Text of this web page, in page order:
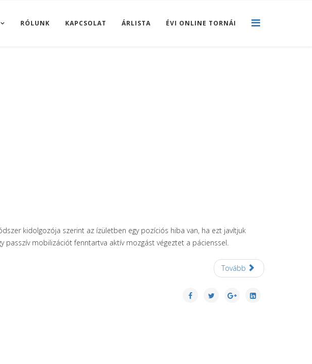
RÓLUNK KAPCSOLAT ÁRLISTA ÉVI ONLINE TORNÁI
kidolgozója szerint az ízületben egy pozíciós hiba van, ha ezt javítjuk
mobilizációt fenntartva aktív mozgást végeztet a pácienssel.
Tovább